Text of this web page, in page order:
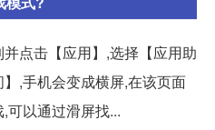
点击【应用】,选择【应用助
,手机会变成横屏,在该页面
可以通过滑屏找...